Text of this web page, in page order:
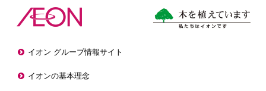
イオン グループ情報サイト
イオンの基本理念